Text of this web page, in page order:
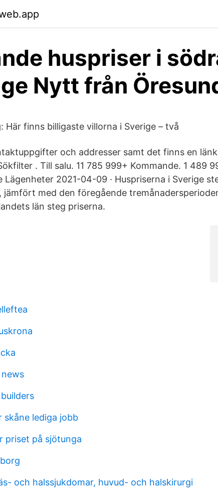
huspriser i
Nytt från
Här finns billigaste villorna i Sverige – två
och addresser samt det finns en
. Till salu. 11 785 999+ Kommande. 1 489
Lägenheter 2021-04-09 · Huspriserna i Sverige
jämfört med den föregående
län steg priserna.
skåne lediga jobb
priset på sjötunga
och halssjukdomar, huvud- och halskirurgi